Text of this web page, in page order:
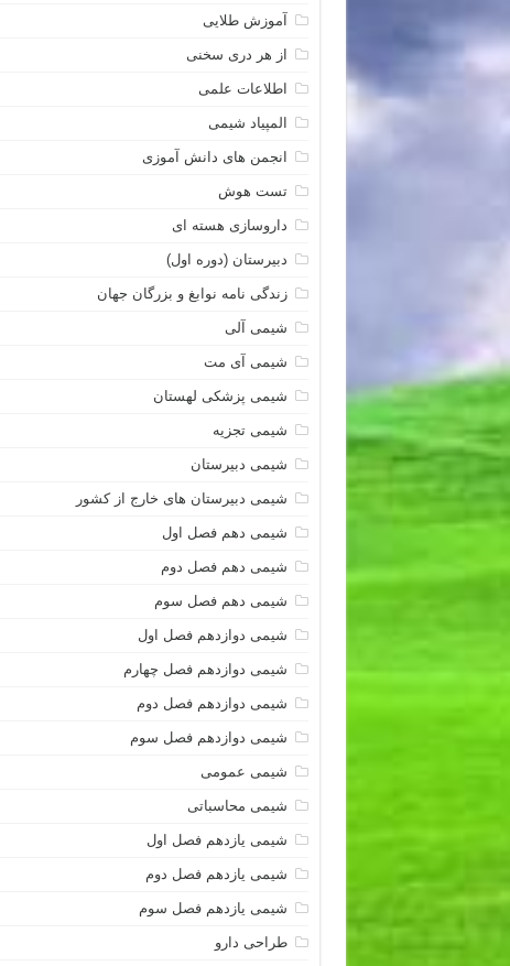
آموزش طلایی
از هر دری سخنی
اطلاعات علمی
المپیاد شیمی
انجمن های دانش آموزی
تست هوش
داروسازی هسته ای
دبیرستان (دوره اول)
زندگی نامه نوابغ و بزرگان جهان
شیمی آلی
شیمی آی مت
شیمی پزشکی لهستان
شیمی تجزیه
شیمی دبیرستان
شیمی دبیرستان های خارج از کشور
شیمی دهم فصل اول
شیمی دهم فصل دوم
شیمی دهم فصل سوم
شیمی دوازدهم فصل اول
شیمی دوازدهم فصل چهارم
شیمی دوازدهم فصل دوم
شیمی دوازدهم فصل سوم
شیمی عمومی
شیمی محاسباتی
شیمی یازدهم فصل اول
شیمی یازدهم فصل دوم
شیمی یازدهم فصل سوم
طراحی دارو